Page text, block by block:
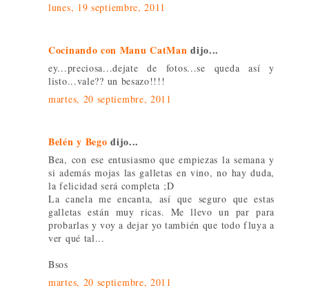
lunes, 19 septiembre, 2011
Cocinando con Manu CatMan dijo...
ey...preciosa...dejate de fotos...se queda así y
listo...vale?? un besazo!!!!
martes, 20 septiembre, 2011
Belén y Bego dijo...
Bea, con ese entusiasmo que empiezas la semana y
si además mojas las galletas en vino, no hay duda,
la felicidad será completa ;D
La canela me encanta, así que seguro que estas
galletas están muy ricas. Me llevo un par para
probarlas y voy a dejar yo también que todo fluya a
ver qué tal...
Bsos
martes, 20 septiembre, 2011